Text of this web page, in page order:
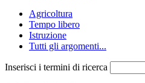
Agricoltura
Tempo libero
Istruzione
Tutti gli argomenti...
Inserisci i termini di ricerca